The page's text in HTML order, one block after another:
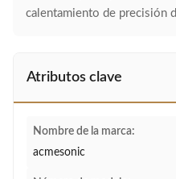
calentamiento de precisión
Atributos clave
Nombre de la marca:
acmesonic